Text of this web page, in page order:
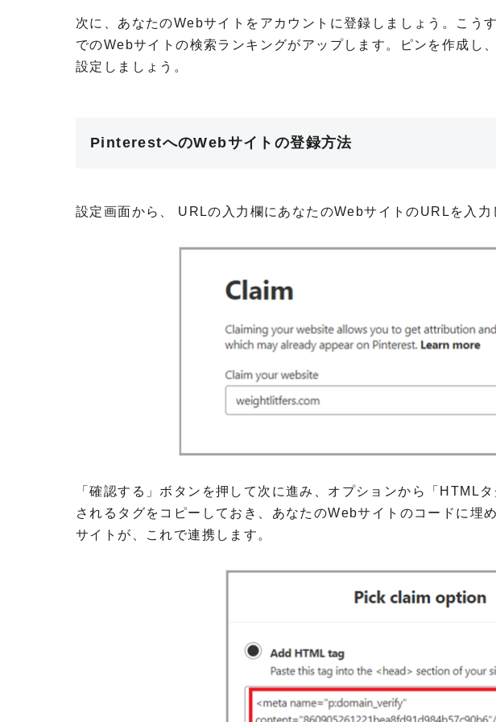
次に、あなたのWebサイトをアカウントに登録しましょう。こう
でのWebサイトの検索ランキングがアップします。ピンを作成し
設定しましょう。
PinterestへのWebサイトの登録方法
設定画面から、 URLの入力欄にあなたのWebサイトのURLを入力
「確認する」ボタンを押して次に進み、オプションから「HTML
されるタグをコピーしておき、あなたのWebサイトのコードに
サイトが、これで連携します。